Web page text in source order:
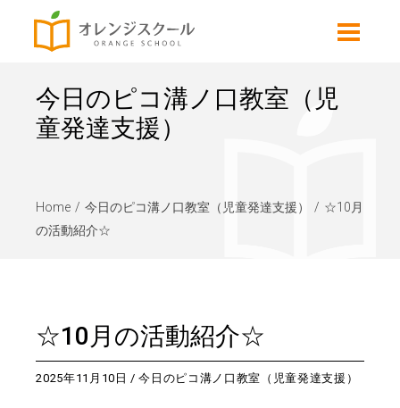
今日のピコ溝ノ口教室（児
童発達支援）
Home 今日のピコ溝ノ口教室（児童発達支援）
☆10月
の活動紹介☆
☆10月の活動紹介☆
2025年11月10日 今日のピコ溝ノ口教室（児童発達支援）